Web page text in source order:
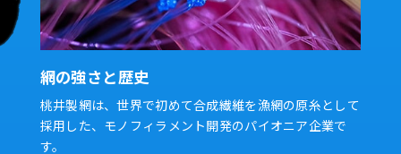
網の強さと歴史
桃井製網は、世界で初めて合成繊維を漁網の原糸として
採用した、モノフィラメント開発のパイオニア企業で
す。